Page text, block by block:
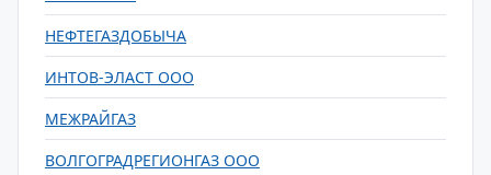
НЕФТЕГАЗДОБЫЧА
ИНТОВ-ЭЛАСТ ООО
МЕЖРАЙГАЗ
ВОЛГОГРАДРЕГИОНГАЗ ООО